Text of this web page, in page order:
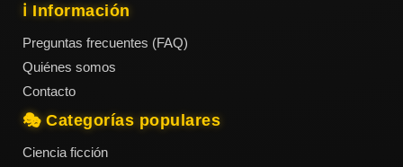
ℹ️ Información
Preguntas frecuentes (FAQ)
Quiénes somos
Contacto
🎭 Categorías populares
Ciencia ficción